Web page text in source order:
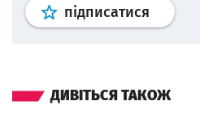
підписатися Профіль
ДИВІТЬСЯ ТАКОЖ